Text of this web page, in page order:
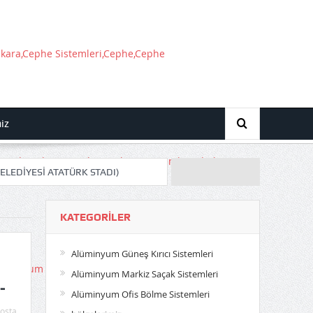
ATATÜRK STADI)
SATIŞ OFİSİ)
İnşaatı)
İdari Kısım)
KATEGORILER
Alüminyum Güneş Kırıcı Sistemleri
Alüminyum Markiz Saçak Sistemleri
Alüminyum Ofis Bölme Sistemleri